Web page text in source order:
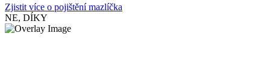
Zjistit více o pojištění mazlíčka
NE, DÍKY